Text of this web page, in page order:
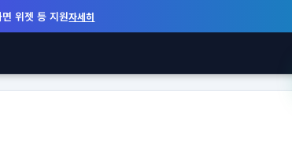
위젯 등 지원자세히